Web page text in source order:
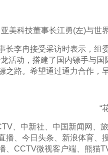
科技董事长江勇(左)与世界
冉接受采访时表示，组委
活动，搭建了国内镖手与
之路。希望通过通力合作，
“花
中新社、中国新闻网、旅
播、今日头条、新浪体育
、CCTV微视客户端、熊猫